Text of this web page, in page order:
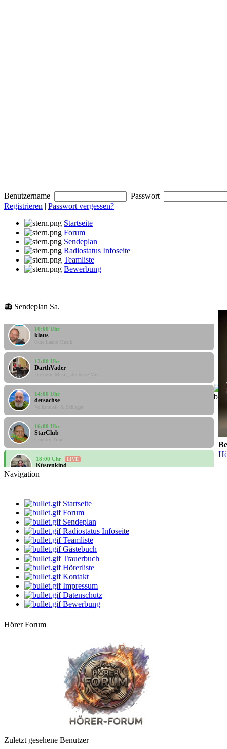
Benutzername
Passwort
Registrieren | Passwort vergessen?
Startseite
Forum
Sendeplan
Radiostatus Infoseite
Teamliste
Bewerbung
📻 Sendeplan Sa.
Gute Laune Musik
klaus
Gute Laune Musik
12:00 Uhr
DarthVader
Die beste Musik, der beste Mix
14:00 Uhr
dersachse
Volksmusik & Schlager
16:00 Uhr
StarClub
Country Time
18:00 Uhr
Küstenkind
bunte Musikbox
08:00 Uhr
klaus
Gute Laune Musik
10:00 Uhr
klaus
Gute Laune Musik
12:00 Uhr
DarthVader
Die beste Musik, der beste Mix
Volksmusik & Schlager
LIVE
Küstenkind
bunte Musikbox
Villa Kunterbunt - Rock
Navigation
Startseite
Forum
Sendeplan
Radiostatus Infoseite
Teamliste
Gästebuch
Trauerbuch
Hörerliste
Kontakt
Impressum
Datenschutz
Bewerbung
Hörer Forum
Zuletzt gesehene Benutzer